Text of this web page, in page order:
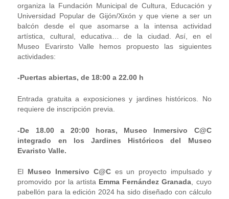
organiza la Fundación Municipal de Cultura, Educación y
Universidad Popular de Gijón/Xixón y que viene a ser un
balcón desde el que asomarse a la intensa actividad
artística, cultural, educativa… de la ciudad. Así, en el
Museo Evarirsto Valle hemos propuesto las siguientes
actividades:
-Puertas abiertas, de 18:00 a 22.00 h
Entrada gratuita a exposiciones y jardines históricos. No
requiere de inscripción previa.
-De 18.00 a 20:00 horas, Museo Inmersivo C@C
integrado en los Jardines Históricos del Museo
Evaristo Valle.
El Museo Inmersivo C@Ces un proyecto impulsado y
promovido por la artista Emma Fernández Granada , cuyo
pabellón para la edición 2024 ha sido diseñado con cálculo